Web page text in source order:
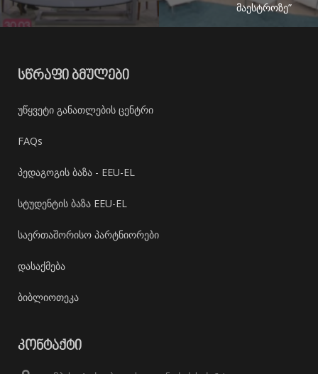
მაესტროზე”
ᲡᲬᲠᲐᲤᲘ ᲑᲛᲣᲚᲔᲑᲘ
უწყვეტი განათლების ცენტრი
FAQs
პედაგოგის ბაზა - EEU-EL
სტუდენტის ბაზა EEU-EL
საერთაშორისო პარტნიორები
დასაქმება
ბიბლიოთეკა
ᲙᲝᲜᲢᲐᲥᲢᲘ